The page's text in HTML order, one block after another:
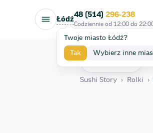
Łódź
Twoje miasto Łódź?
Tak Wybierz inne
48 (514) 296-238
Codziennie od 12:00 do
Sushi Story › Rolki ›